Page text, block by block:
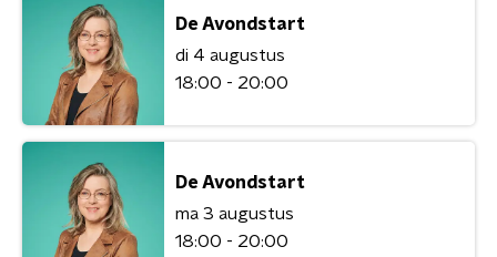
De Avondstart
di 4 augustus
18:00 - 20:00
De Avondstart
ma 3 augustus
18:00 - 20:00